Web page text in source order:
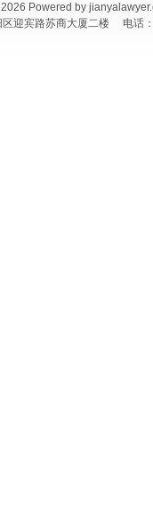
2026 Powered by
区迎宾路苏商大厦二楼 电